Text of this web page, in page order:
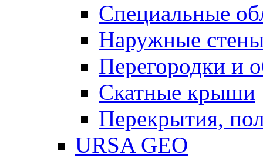
Специальные
Наружные
Перегородки и
Скатные крыши
Перекрытия,
URSA GEO